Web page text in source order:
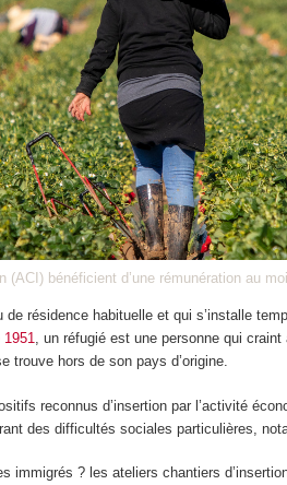
(ACI) bénéficient d’une rémunération au
résidence habituelle et qui s’installe
1951, un réfugié est une personne qui
trouve hors de son pays d’origine.
reconnus d’insertion par l’activité
des difficultés sociales particulières,
immigrés ? les ateliers chantiers